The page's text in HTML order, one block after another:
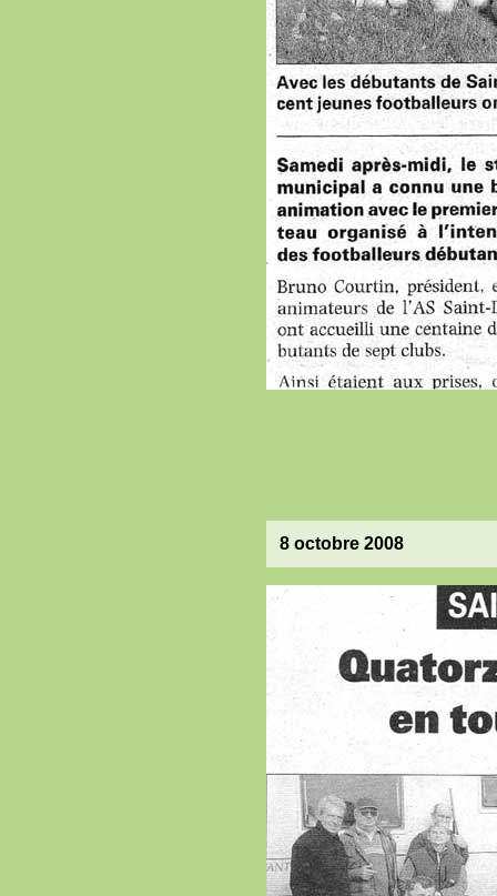
8 octobre 2008